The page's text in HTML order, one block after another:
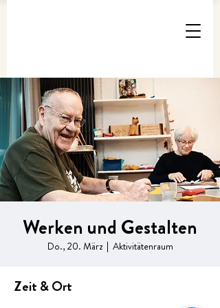
Werken und Gestalten
Do., 20. März
  |
Aktivitätenraum
Zeit & Ort